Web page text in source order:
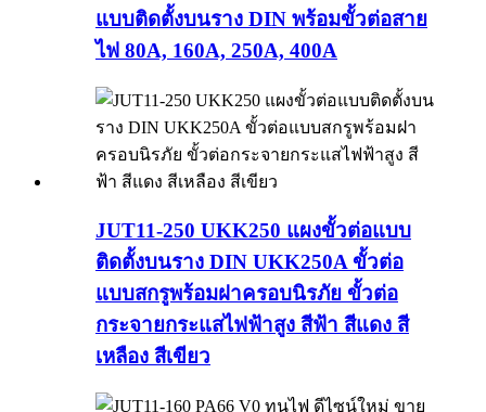
แบบติดตั้งบนราง DIN พร้อมขั้วต่อสาย
ไฟ 80A, 160A, 250A, 400A
JUT11-250 UKK250 แผงขั้วต่อแบบ
ติดตั้งบนราง DIN UKK250A ขั้วต่อ
แบบสกรูพร้อมฝาครอบนิรภัย ขั้วต่อ
กระจายกระแสไฟฟ้าสูง สีฟ้า สีแดง สี
เหลือง สีเขียว